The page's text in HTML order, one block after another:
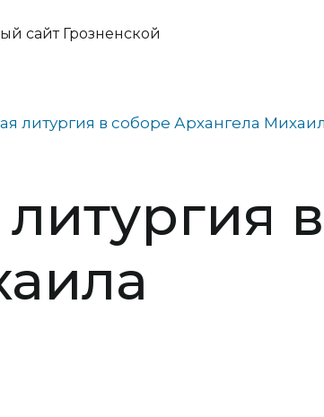
сайт Грозненской
литургия в соборе Архангела